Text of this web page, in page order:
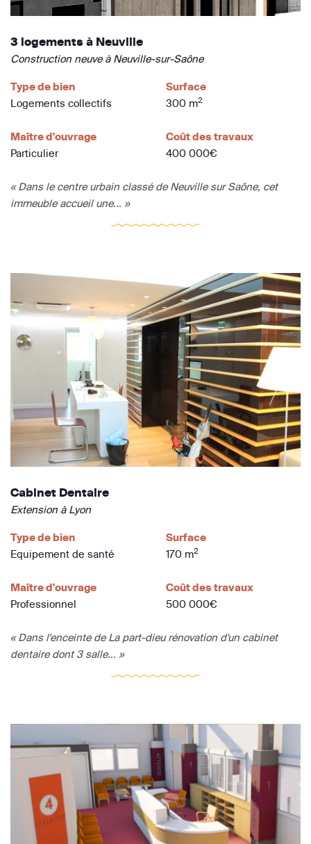
3 logements à Neuville
Construction neuve à Neuville-sur-Saône
Type de bien
Logements collectifs
Surface
300 m2
Maître d'ouvrage
Particulier
Coût des travaux
400 000€
« Dans le centre urbain classé de Neuville sur Saône, cet
immeuble accueil une... »
Cabinet Dentaire
Extension à Lyon
Type de bien
Equipement de santé
Surface
170 m2
Maître d'ouvrage
Professionnel
Coût des travaux
500 000€
« Dans l'enceinte de La part-dieu rénovation d'un cabinet
dentaire dont 3 salle... »